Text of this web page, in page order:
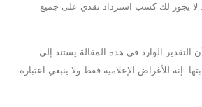
لا يجوز لك كسب استرداد نقدي على جميع
التقدير الوارد في هذه المقالة يستند إلى
إنه للأغراض الإعلامية فقط ولا ينبغي اعتباره